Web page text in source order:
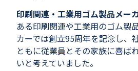
印刷関連・工業用ゴム製品メー
ある印刷関連や工業用のゴム製
カーでは創立95周年を記念し、
ともに従業員とその家族に喜ば
いと考えていました。